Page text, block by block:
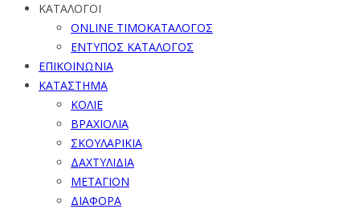
ΚΑΤΑΛΟΓΟΙ
ONLINE ΤΙΜΟΚΑΤΑΛΟΓΟΣ
ΕΝΤΥΠΟΣ ΚΑΤΑΛΟΓΟΣ
ΕΠΙΚΟΙΝΩΝΙΑ
ΚΑΤΑΣΤΗΜΑ
ΚΟΛΙΕ
ΒΡΑΧΙΟΛΙΑ
ΣΚΟΥΛΑΡΙΚΙΑ
ΔΑΧΤΥΛΙΔΙΑ
ΜΕΤΑΓΙΟΝ
ΔΙΑΦΟΡΑ